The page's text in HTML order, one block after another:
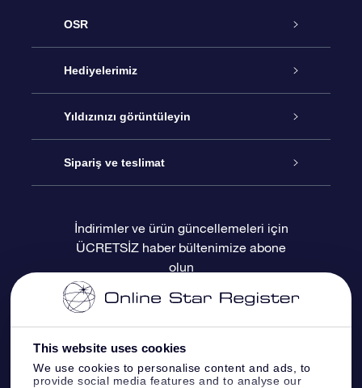
This website uses cookies
We use cookies to personalise content and ads, to
provide social media features and to analyse our
OSR
Hizmet
İletişim
Blogu
Değerlendirmeler
Hediyelerimiz
Çevrimiçi Yıldız Hediyesi
OSR Hediye Paketi
OSR Hediye Kartı
Kurumsal hediyeler
Yıldızınızı görüntüleyin
Star Register
Kişiselleştirilmiş Yıldız Sayfası
Bir Milyon Yıldız
OSR Starsaver
Sipariş ve teslimat
Ödeme bilgileri
Sevkiyat bilgileri
İade Politikası
İndirimler ve ürün güncellemeleri için
ÜCRETSİZ haber bültenimize abone
olun